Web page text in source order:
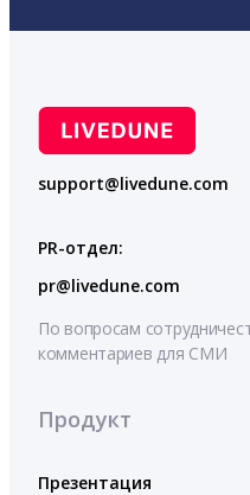
support@livedune.com
PR-отдел:
pr@livedune.com
По вопросам
комментариев для СМИ
Продукт
Презентация